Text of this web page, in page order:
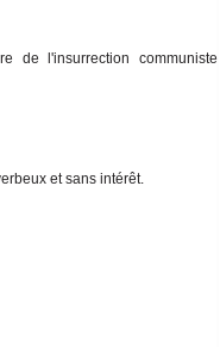
de l'insurrection communiste
et sans intérêt.